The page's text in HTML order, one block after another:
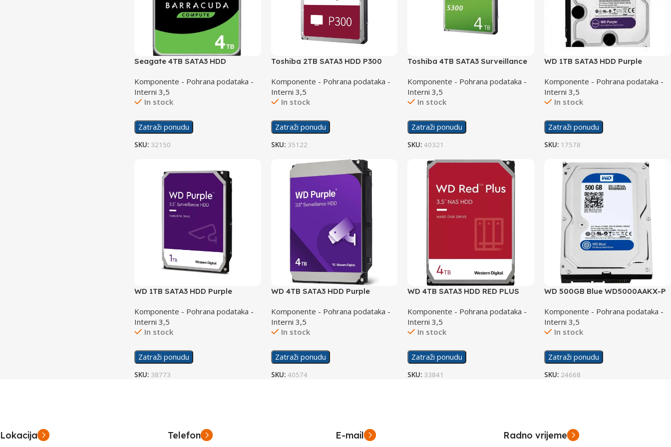
Seagate 4TB SATA3 HDD
Komponente - Pohrana podataka -
Interni 3,5
In stock
Zatraži ponudu
SKU: 32150
Toshiba 2TB SATA3 HDD P300
Komponente - Pohrana podataka -
Interni 3,5
In stock
Zatraži ponudu
SKU: 35122
Toshiba 4TB SATA3 Surveillance
Komponente - Pohrana podataka -
Interni 3,5
In stock
Zatraži ponudu
SKU:40321
WD 1TB SATA3 HDD Purple
Komponente - Pohrana podataka -
Interni 3,5
In stock
Zatraži ponudu
SKU: 17578
WD 1TB SATA3 HDD Purple
Komponente - Pohrana podataka -
Interni 3,5
In stock
Zatraži ponudu
SKU: 38773
WD 4TB SATA3 HDD Purple
Komponente - Pohrana podataka -
Interni 3,5
In stock
Zatraži ponudu
SKU: 40574
WD 4TB SATA3 HDD RED PLUS
Komponente - Pohrana podataka -
Interni 3,5
In stock
Zatraži ponudu
SKU: 33841
WD 500GB Blue WD5000AAKX-P
Komponente - Pohrana podataka -
Interni 3,5
In stock
Zatraži ponudu
SKU: 24668
Lokacija Telefon E-mail Radno vrijeme